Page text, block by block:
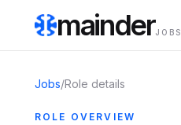
mainderJOBS
Jobs/Role details
ROLE OVERVIEW